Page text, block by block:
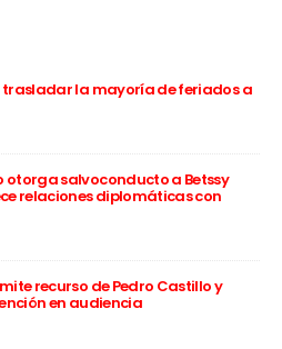
la mayoría de feriados a
otorga salvoconducto a Betssy
relaciones diplomáticas con
recurso de Pedro Castillo y
en audiencia